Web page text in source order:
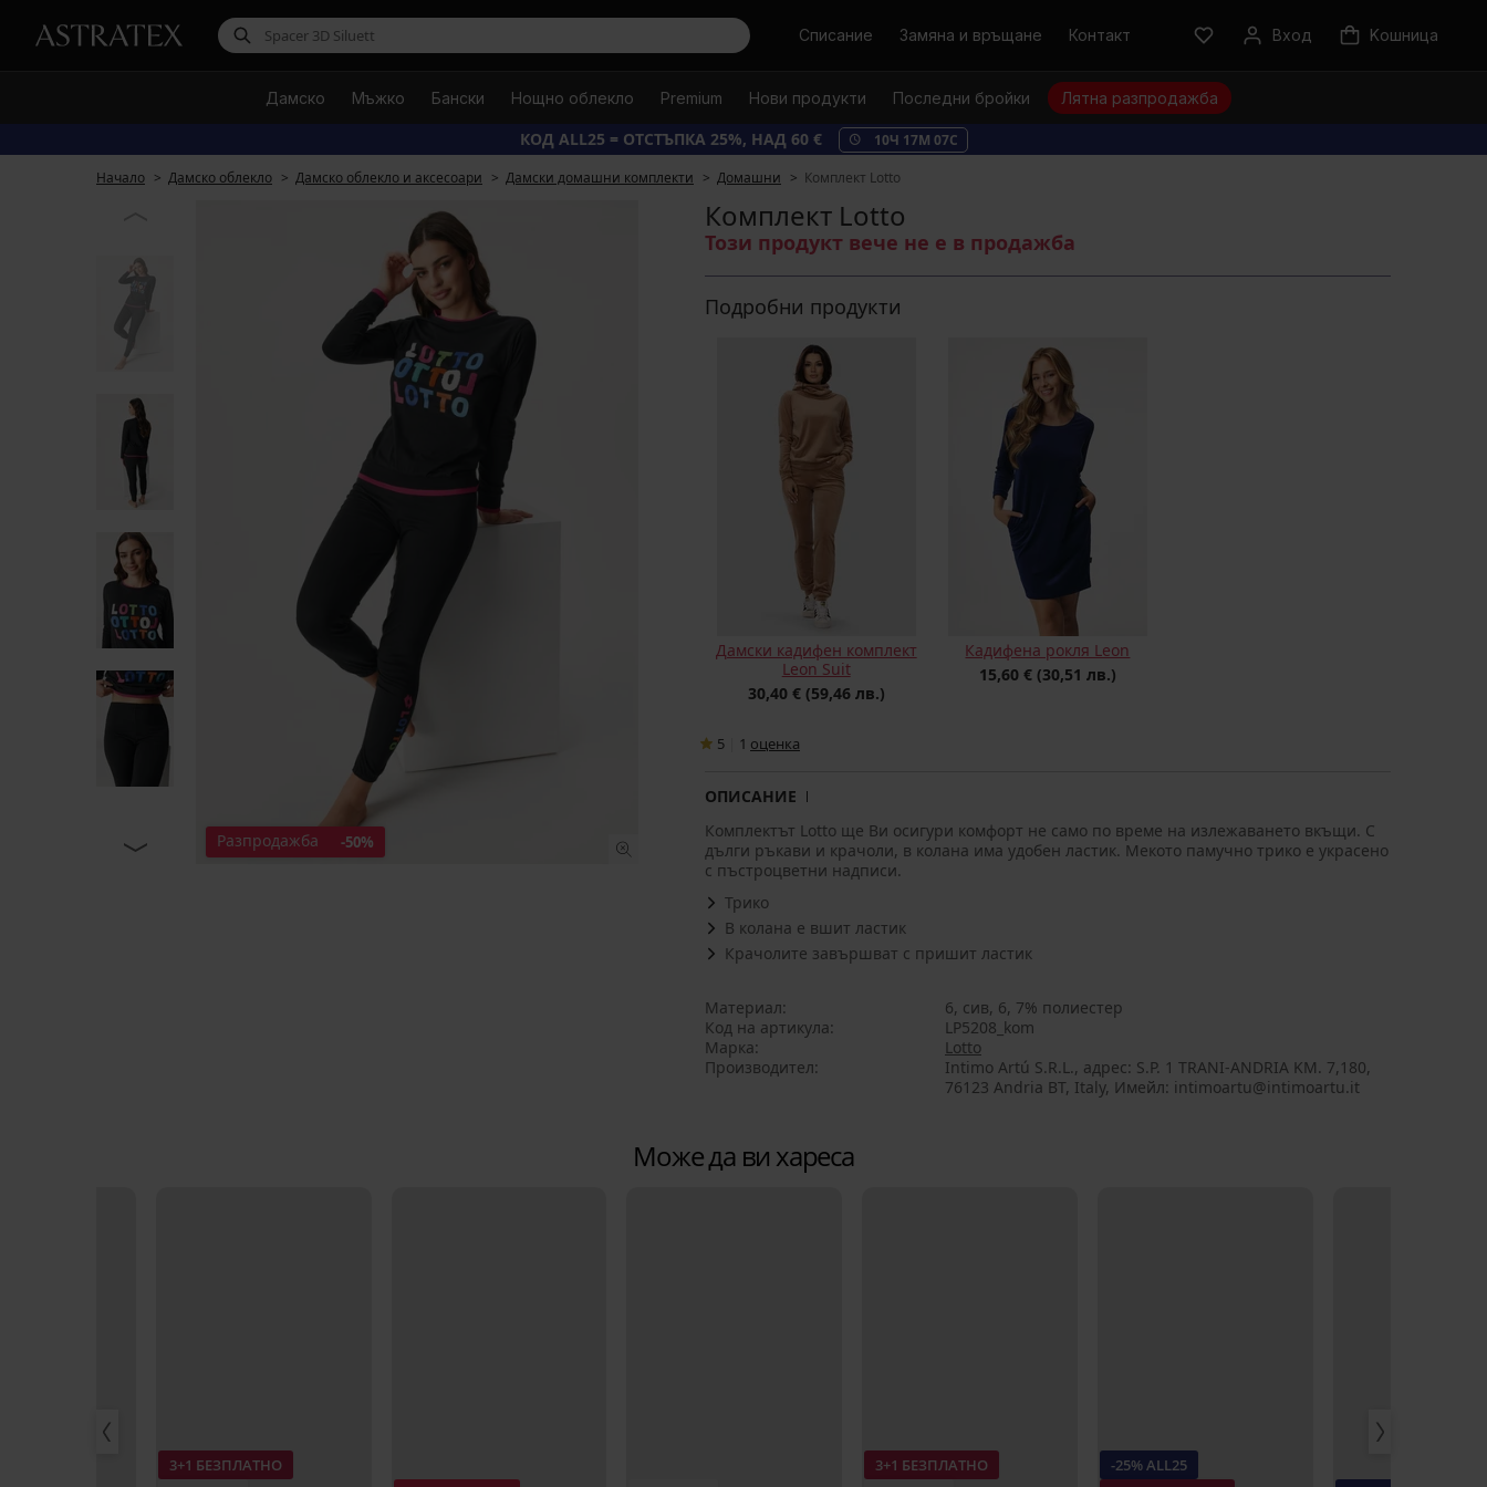
ТърсиСписание Замяна и връщане Контакт Вход Kошница
Дамско Мъжко Бански Нощно облекло Premium Нови продукти Последни бройки Лятна разпродажба
КОД ALL25 = ОТСТЪПКА 25%, НАД 60 € 10Ч 17М 06С
Начало
Дамско облекло Дамско облекло и аксесоари Дамски домашни комплекти Домашни Комплект Lotto
Разпродажба -50%
Комплект Lotto
Този продукт вече не е в продажба
Подробни продукти
Дамски кадифен комплект
Leon Suit
30,40 € (59,46 лв.)
Кадифена рокля Leon
15,60 € (30,51 лв.)
5 1 oценка
ОПИСАНИЕ
Комплектът Lotto ще Ви осигури комфорт не само по време на излежаването вкъщи. С
дълги ръкави и крачоли, в колана има удобен ластик. Мекото памучно трико е украсено
с пъстроцветни надписи.
Трико
В колана е вшит ластик
Крачолите завършват с пришит ластик
Материал
6, сив, 6, 7% полиестер
Код на артикула
LP5208_kom
Марка
Lotto
Производител
Intimo Artú S.R.L., aдрес: S.P. 1 TRANI-ANDRIA KM. 7,180,
76123 Andria BT, Italy, Имейл: intimoartu@intimoartu.it
Може да ви хареса
3+1 БЕЗПЛАТНО
3+1 БЕЗПЛАТНО
-25% ALL25